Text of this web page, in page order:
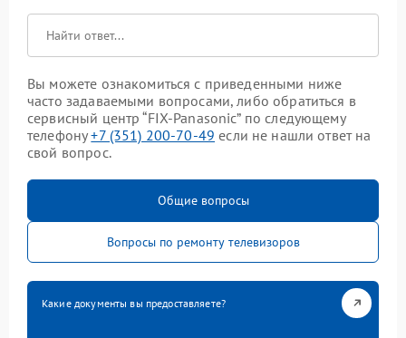
Вы можете ознакомиться с приведенными ниже
часто задаваемыми вопросами, либо обратиться в
сервисный центр “FIX-Panasonic” по следующему
телефону+7 (351) 200-70-49 если не нашли ответ на
свой вопрос.
Общие вопросы
Вопросы по ремонту телевизоров
Какие документы вы предоставляете?